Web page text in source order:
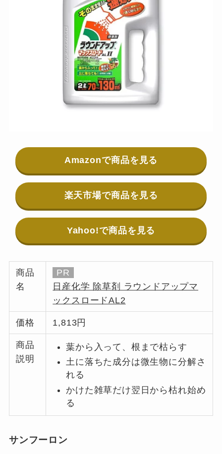
Amazonで商品を見る
楽天市場で商品を見る
Yahoo!で商品を見る
商品
名
PR
日産化学 除草剤 ラウンドアップマ
ックスロードAL2
価格 1,813円
商品
説明
葉から入って、根まで枯らす
土に落ちた成分は微生物に分解さ
れる
かけた雑草だけ翌日から枯れ始め
る
サンフーロン